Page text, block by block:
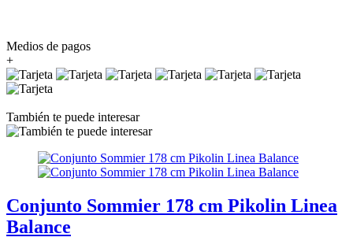
Medios de pagos
+
También te puede interesar
Conjunto Sommier 178 cm Pikolin Linea
Balance